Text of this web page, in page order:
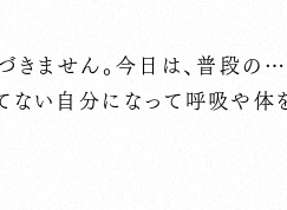
づきません。今日は、普段
ない自分になって呼吸や体